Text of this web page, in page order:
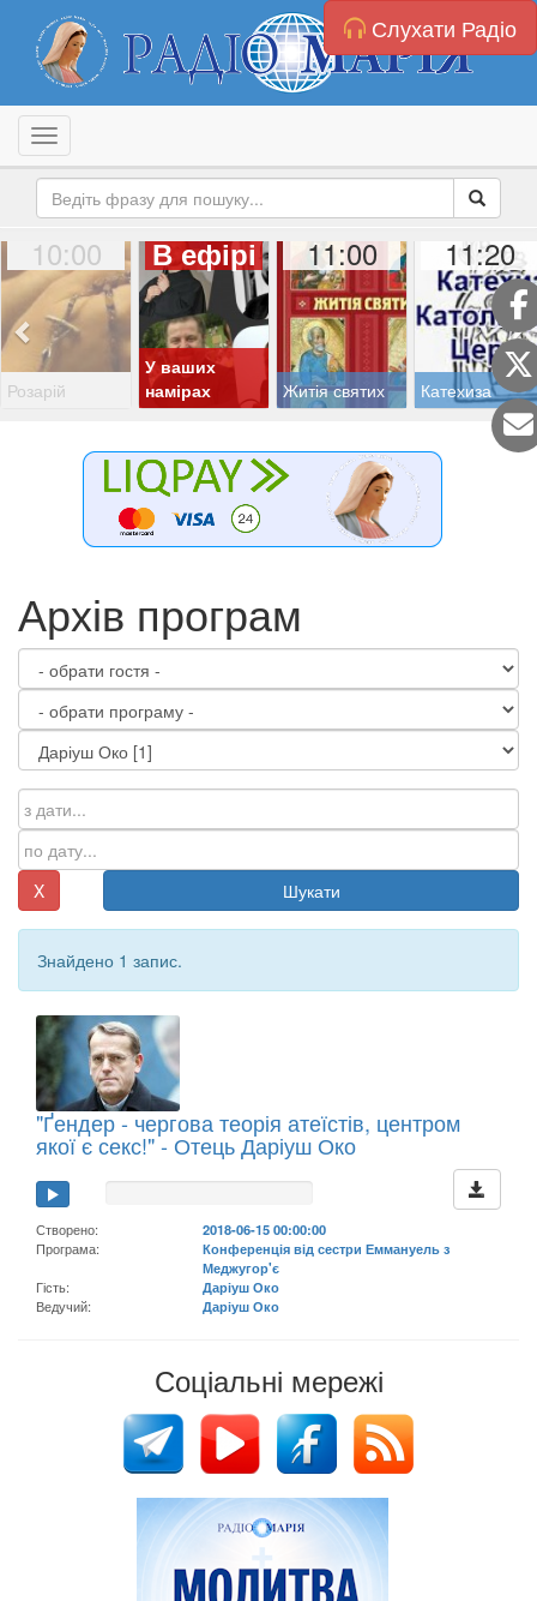
Слухати Радіо
Toggle navigation
10:00
Розарій
В ефірі
У ваших
намірах
11:00
Житія святих
11:20
Катехиза
Архів програм
X Шукати
Знайдено 1 запис.
"Ґендер - чергова теорія атеїстів, центром
якої є секс!" - Отець Даріуш Око
Створено:
2018-06-15 00:00:00
Програма:
Конференція від сестри Еммануель з
Меджугор'є
Гість:
Даріуш Око
Ведучий:
Даріуш Око
Соціальні мережі